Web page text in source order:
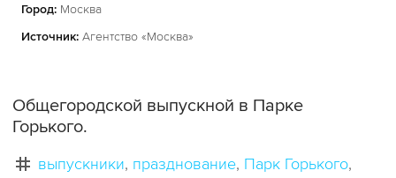
Город: Москва
Источник: Агентство «Москва»
Общегородской выпускной в Парке
Горького.
выпускники празднование Парк Горького